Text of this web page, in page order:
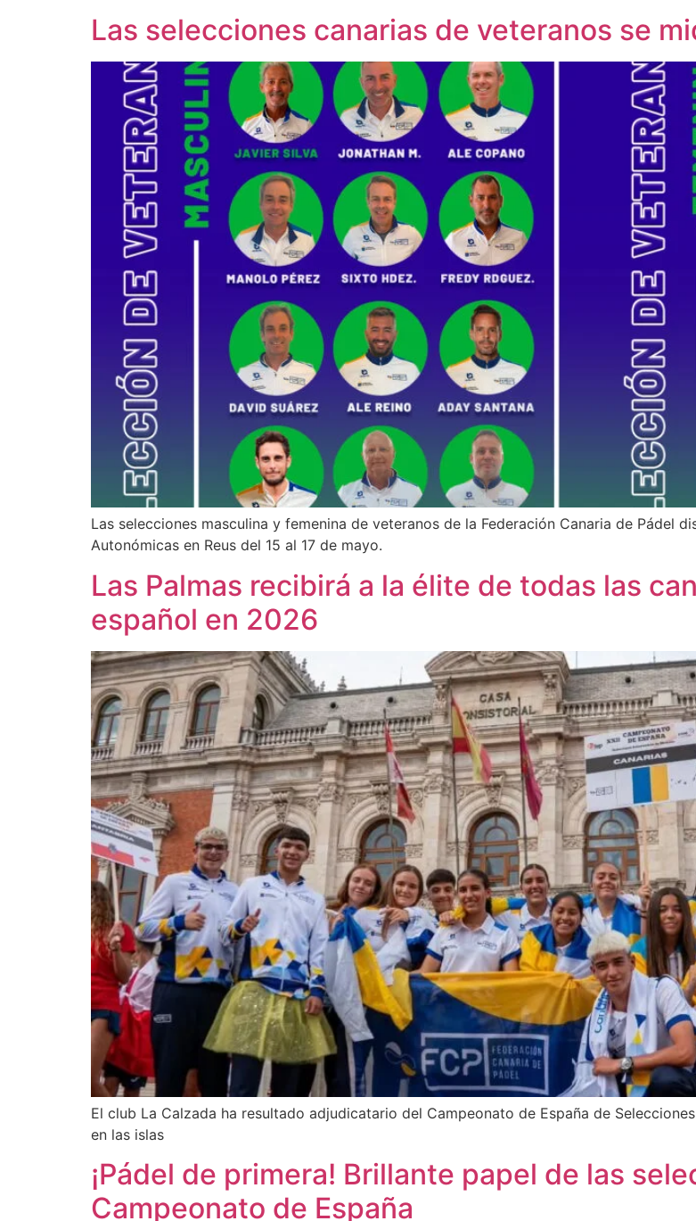
Las selecciones canarias de veteranos se
Las selecciones masculina y femenina de veteranos de la Federación Canaria de Pádel
Autonómicas en Reus del 15 al 17 de mayo.
Las Palmas recibirá a la élite de todas las
español en 2026
El club La Calzada ha resultado adjudicatario del Campeonato de España de
en las islas
¡Pádel de primera! Brillante papel de las
Campeonato de España